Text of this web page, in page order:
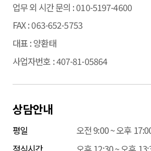
업무 외 시간 문의 010-5197-4600
FAX 063-652-5753
대표 양환태
사업자번호 407-81-05864
상담안내
평일
오전 9:00 ~ 오후